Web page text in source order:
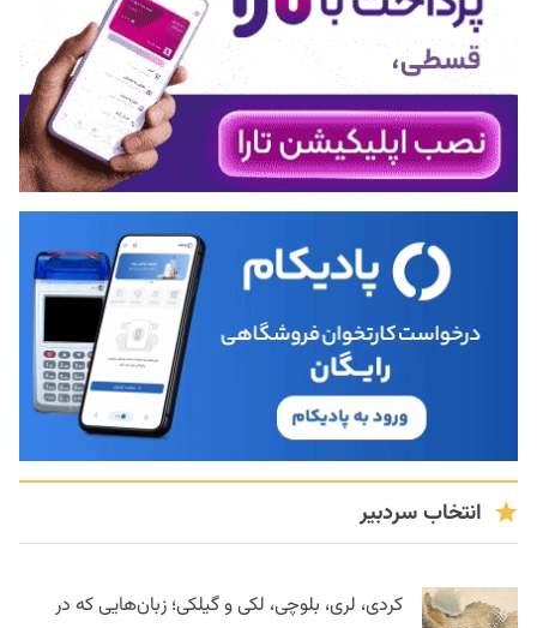
انتخاب سردبیر
کردی، لری، بلوچی، لکی و گیلکی؛ زبان‌هایی که در